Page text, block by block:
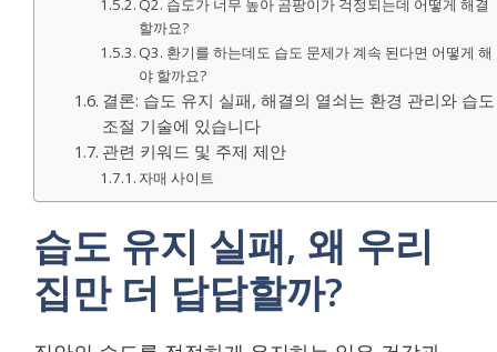
Q2. 습도가 너무 높아 곰팡이가 걱정되는데 어떻게 해결
할까요?
Q3. 환기를 하는데도 습도 문제가 계속 된다면 어떻게 해
야 할까요?
결론: 습도 유지 실패, 해결의 열쇠는 환경 관리와 습도
조절 기술에 있습니다
관련 키워드 및 주제 제안
자매 사이트
습도 유지 실패, 왜 우리
집만 더 답답할까?